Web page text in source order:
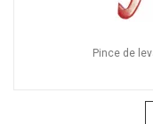
Pince de